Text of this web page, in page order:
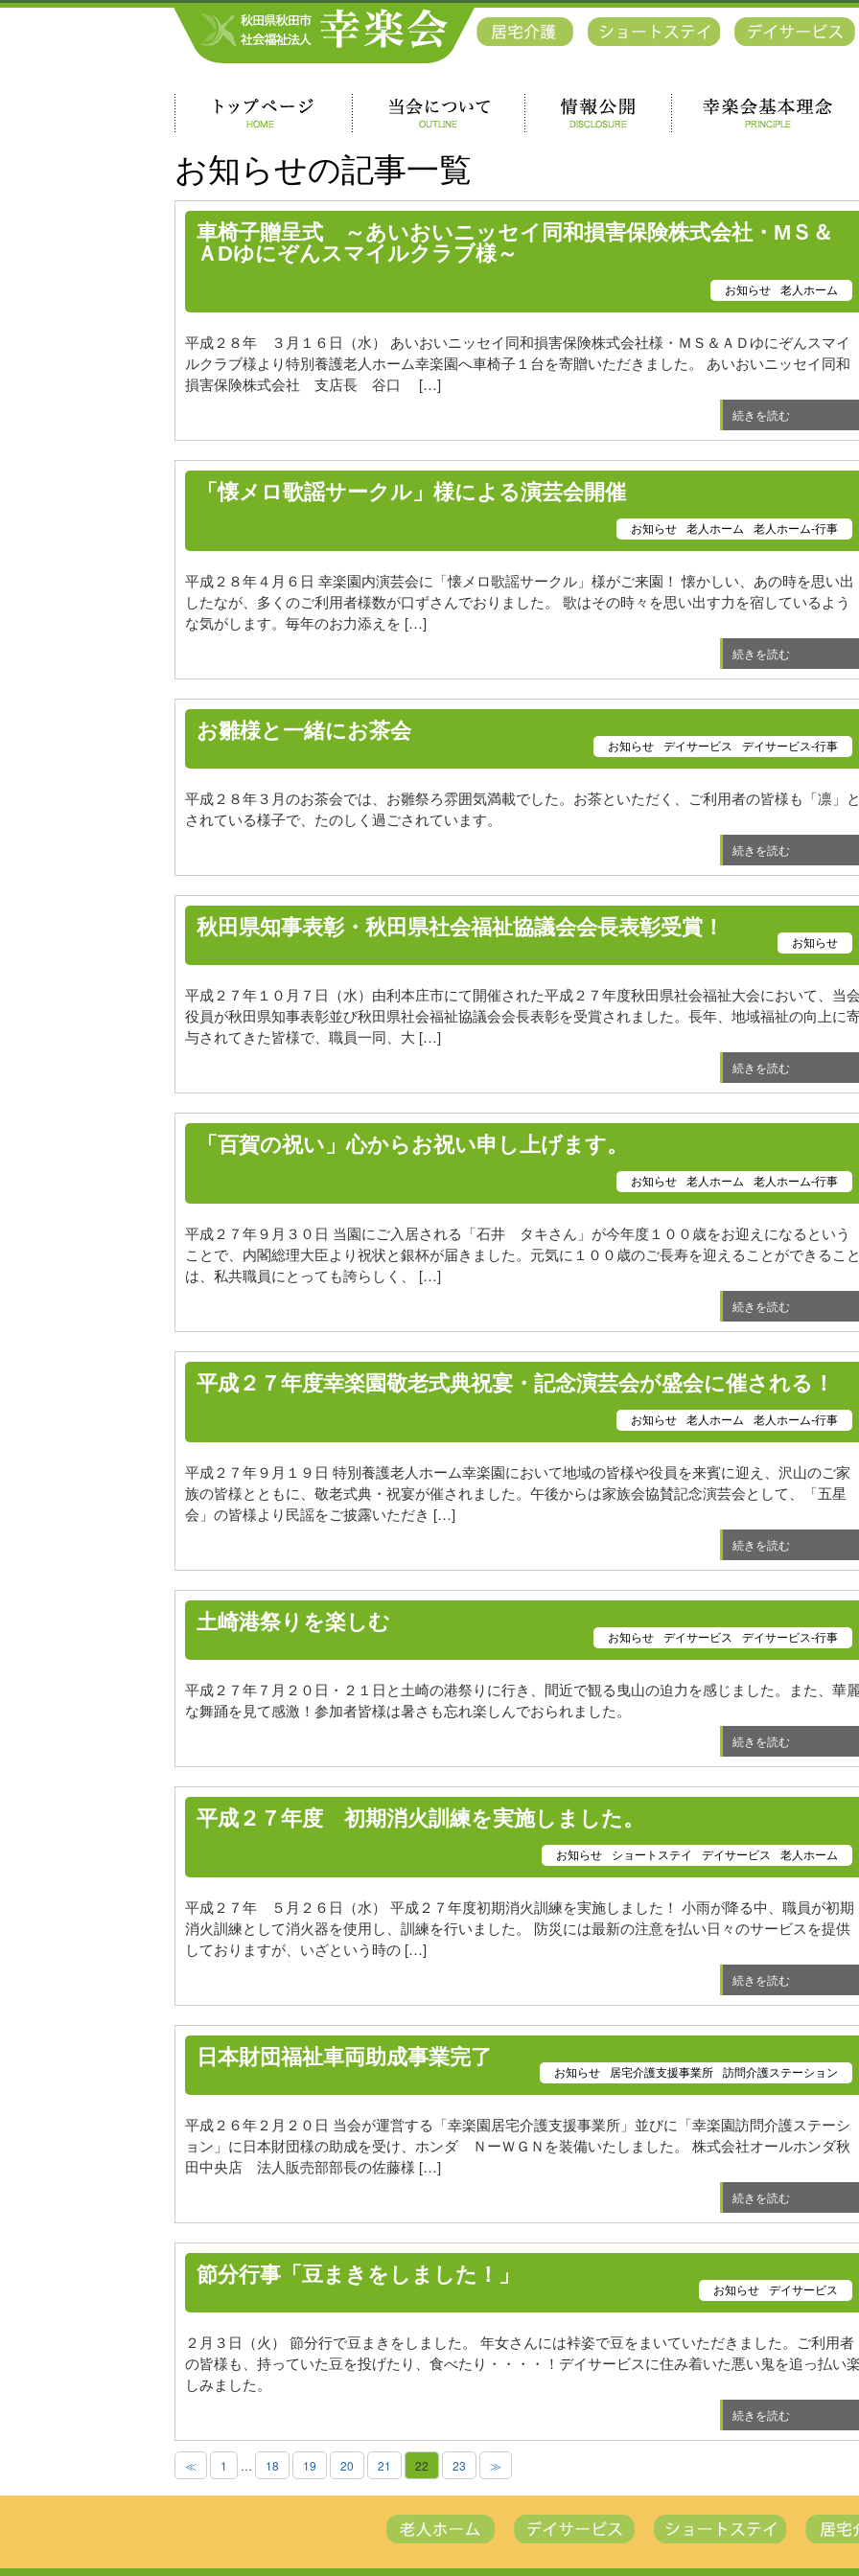
お知らせの記事一覧
車椅子贈呈式 ～あいおいニッセイ同和損害保険株式会社・MＳ＆
ＡDゆにぞんスマイルクラブ様～
お知らせ 老人ホーム
平成２８年 ３月１６日（水） あいおいニッセイ同和損害保険株式会社様・ＭＳ＆ＡＤゆにぞんスマイ
ルクラブ様より特別養護老人ホーム幸楽園へ車椅子１台を寄贈いただきました。 あいおいニッセイ同和
損害保険株式会社 支店長 谷口 […]
続きを読む
「懐メロ歌謡サークル」様による演芸会開催
お知らせ 老人ホーム 老人ホーム-行事
平成２８年４月６日 幸楽園内演芸会に「懐メロ歌謡サークル」様がご来園！ 懐かしい、あの時を思い出
したなが、多くのご利用者様数が口ずさんでおりました。 歌はその時々を思い出す力を宿しているよう
な気がします。毎年のお力添えを […]
続きを読む
お雛様と一緒にお茶会
お知らせ デイサービス デイサービス-行事
平成２８年３月のお茶会では、お雛祭ろ雰囲気満載でした。お茶といただく、ご利用者の皆様も「凛」
されている様子で、たのしく過ごされています。
続きを読む
秋田県知事表彰・秋田県社会福祉協議会会長表彰受賞！
お知らせ
平成２７年１０月７日（水）由利本庄市にて開催された平成２７年度秋田県社会福祉大会において、当
役員が秋田県知事表彰並び秋田県社会福祉協議会会長表彰を受賞されました。長年、地域福祉の向上に
与されてきた皆様で、職員一同、大 […]
続きを読む
「百賀の祝い」心からお祝い申し上げます。
お知らせ 老人ホーム 老人ホーム-行事
平成２７年９月３０日 当園にご入居される「石井 タキさん」が今年度１００歳をお迎えになるという
ことで、内閣総理大臣より祝状と銀杯が届きました。元気に１００歳のご長寿を迎えることができるこ
は、私共職員にとっても誇らしく、 […]
続きを読む
平成２７年度幸楽園敬老式典祝宴・記念演芸会が盛会に催される！
お知らせ 老人ホーム 老人ホーム-行事
平成２７年９月１９日 特別養護老人ホーム幸楽園において地域の皆様や役員を来賓に迎え、沢山のご家
族の皆様とともに、敬老式典・祝宴が催されました。午後からは家族会協賛記念演芸会として、「五星
会」の皆様より民謡をご披露いただき […]
続きを読む
土崎港祭りを楽しむ
お知らせ デイサービス デイサービス-行事
平成２７年７月２０日・２１日と土崎の港祭りに行き、間近で観る曳山の迫力を感じました。また、華
な舞踊を見て感激！参加者皆様は暑さも忘れ楽しんでおられました。
続きを読む
平成２７年度 初期消火訓練を実施しました。
お知らせ ショートステイ デイサービス 老人ホーム
平成２７年 ５月２６日（水） 平成２７年度初期消火訓練を実施しました！ 小雨が降る中、職員が初期
消火訓練として消火器を使用し、訓練を行いました。 防災には最新の注意を払い日々のサービスを提供
しておりますが、いざという時の […]
続きを読む
日本財団福祉車両助成事業完了
お知らせ 居宅介護支援事業所 訪問介護ステーション
平成２６年２月２０日 当会が運営する「幸楽園居宅介護支援事業所」並びに「幸楽園訪問介護ステーシ
ョン」に日本財団様の助成を受け、ホンダ ＮーＷＧＮを装備いたしました。 株式会社オールホンダ秋
田中央店 法人販売部部長の佐藤様 […]
続きを読む
節分行事「豆まきをしました！」
お知らせ デイサービス
２月３日（火） 節分行で豆まきをしました。 年女さんには裃姿で豆をまいていただきました。ご利用者
の皆様も、持っていた豆を投げたり、食べたり・・・・！デイサービスに住み着いた悪い鬼を追っ払い
しみました。
続きを読む
≪ 1 … 18 19 20 21 22 23 ≫